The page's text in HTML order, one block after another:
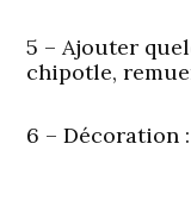
5 – Ajouter
chipotle,
6 – Décoration